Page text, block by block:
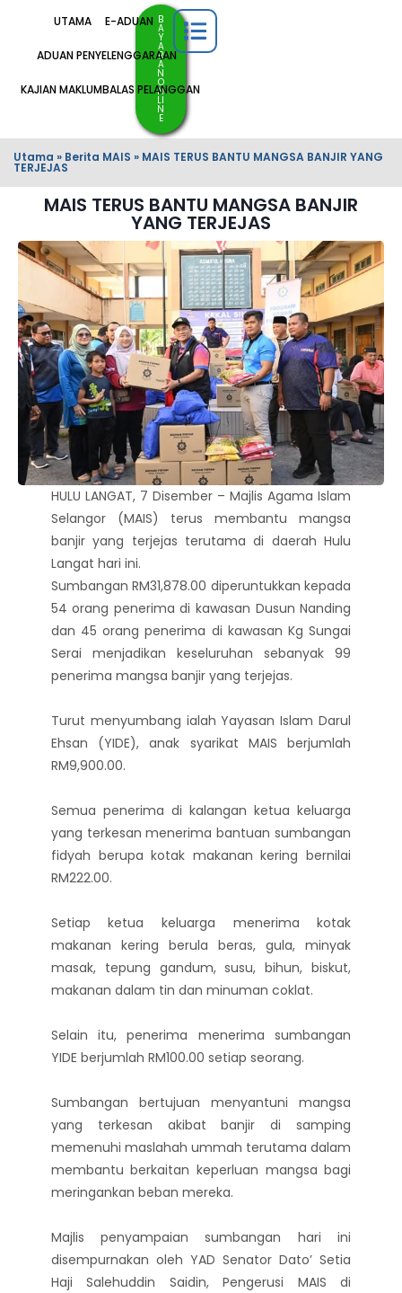
UTAMA E-ADUAN
ADUAN PENYELENGGARAAN
KAJIAN MAKLUMBALAS PELANGGAN
B
A
Y
A
R
A
N
O
N
LI
N
E
Utama » Berita MAIS » MAIS TERUS BANTU MANGSA BANJIR YANG
TERJEJAS
MAIS TERUS BANTU MANGSA BANJIR
YANG TERJEJAS
HULU LANGAT, 7 Disember – Majlis Agama Islam
Selangor (MAIS) terus membantu mangsa
banjir yang terjejas terutama di daerah Hulu
Langat hari ini.
Sumbangan RM31,878.00 diperuntukkan kepada
54 orang penerima di kawasan Dusun Nanding
dan 45 orang penerima di kawasan Kg Sungai
Serai menjadikan keseluruhan sebanyak 99
penerima mangsa banjir yang terjejas.
Turut menyumbang ialah Yayasan Islam Darul
Ehsan (YIDE), anak syarikat MAIS berjumlah
RM9,900.00.
Semua penerima di kalangan ketua keluarga
yang terkesan menerima bantuan sumbangan
fidyah berupa kotak makanan kering bernilai
RM222.00.
Setiap ketua keluarga menerima kotak
makanan kering berula beras, gula, minyak
masak, tepung gandum, susu, bihun, biskut,
makanan dalam tin dan minuman coklat.
Selain itu, penerima menerima sumbangan
YIDE berjumlah RM100.00 setiap seorang.
Sumbangan bertujuan menyantuni mangsa
yang terkesan akibat banjir di samping
memenuhi maslahah ummah terutama dalam
membantu berkaitan keperluan mangsa bagi
meringankan beban mereka.
Majlis penyampaian sumbangan hari ini
disempurnakan oleh YAD Senator Dato’ Setia
Haji Salehuddin Saidin, Pengerusi MAIS di